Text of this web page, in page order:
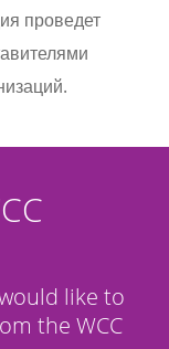
проведет
like to
the WCC